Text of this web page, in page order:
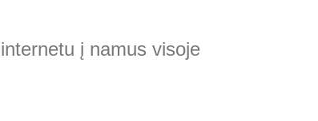
į namus visoje